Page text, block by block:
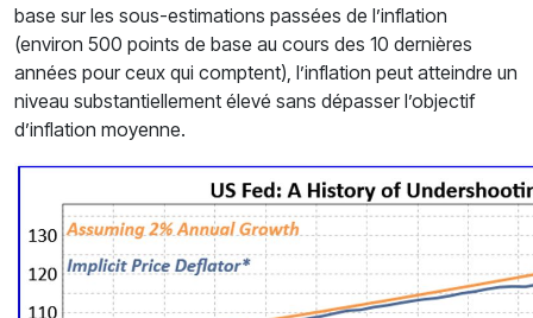
base sur les sous-estimations passées de l’inflation
(environ 500 points de base au cours des 10 dernières
années pour ceux qui comptent), l’inflation peut atteindre un
niveau substantiellement élevé sans dépasser l’objectif
d’inflation moyenne.